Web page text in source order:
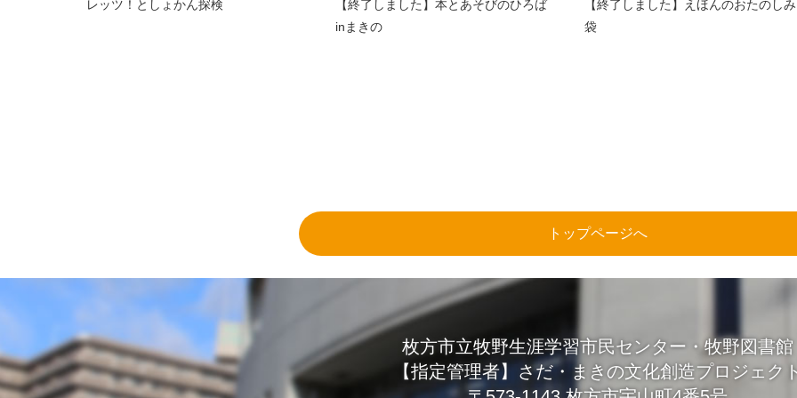
レッツ！としょかん探検
【終了しました】本とあそびのひろば
inまきの
【終了しました】えほんのおたのしみ
袋
トップページへ
枚方市立牧野生涯学習市民センター・牧野図書館
【指定管理者】さだ・まきの文化創造プロジェク